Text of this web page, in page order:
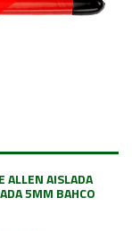
ALLEN AISLADA
5MM BAHCO